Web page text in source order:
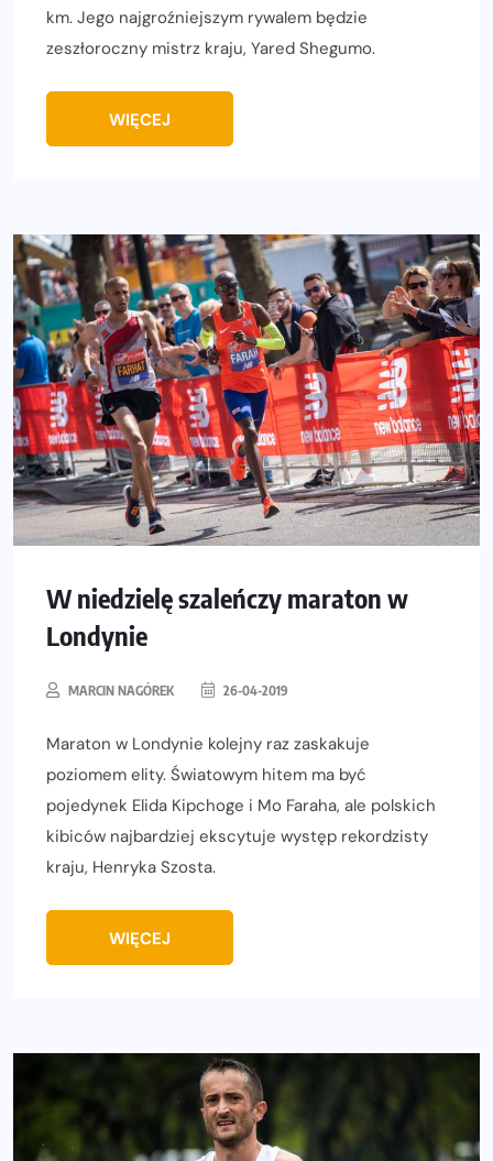
km. Jego najgroźniejszym rywalem będzie
zeszłoroczny mistrz kraju, Yared Shegumo.
WIĘCEJ
W niedzielę szaleńczy maraton w
Londynie
MARCIN NAGÓREK 26-04-2019
Maraton w Londynie kolejny raz zaskakuje
poziomem elity. Światowym hitem ma być
pojedynek Elida Kipchoge i Mo Faraha, ale polskich
kibiców najbardziej ekscytuje występ rekordzisty
kraju, Henryka Szosta.
WIĘCEJ